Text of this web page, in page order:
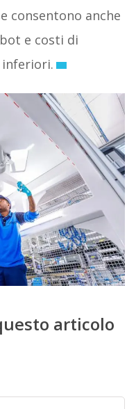
consentono anche
e costi di
inferiori.
articolo